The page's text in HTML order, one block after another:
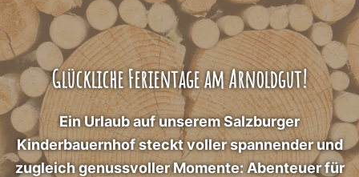
Glückliche Ferientage am Arnoldgut!
Ein Urlaub auf unserem Salzburger
Kinderbauernhof steckt voller spannender und
zugleich genussvoller Momente: Abenteuer für